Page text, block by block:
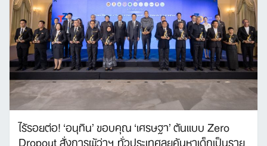
ไร้รอยต่อ! ‘อนุทิน’ ขอบคุณ ‘เศรษฐา’ ต้นแบบ Zero
Dropout สั่งการผู้ว่าฯ ทั่วประเทศลุยค้นหาเด็กเป็นราย